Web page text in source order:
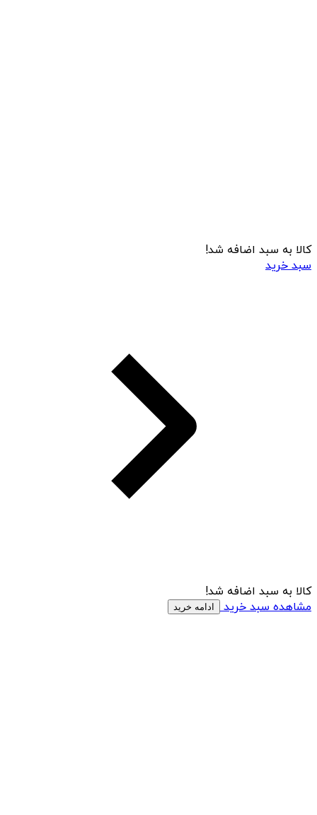
کالا به سبد اضافه شد!
سبد خرید
کالا به سبد اضافه شد!
مشاهده سبد خرید
ادامه خرید